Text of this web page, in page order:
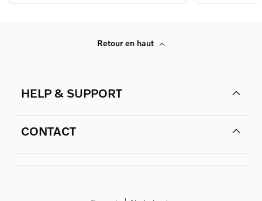
Retour en haut
HELP & SUPPORT
CONTACT